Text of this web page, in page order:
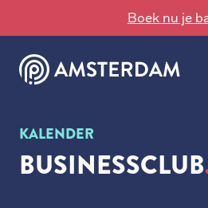
Boek nu je
KALENDER
BUSINESSCLUB